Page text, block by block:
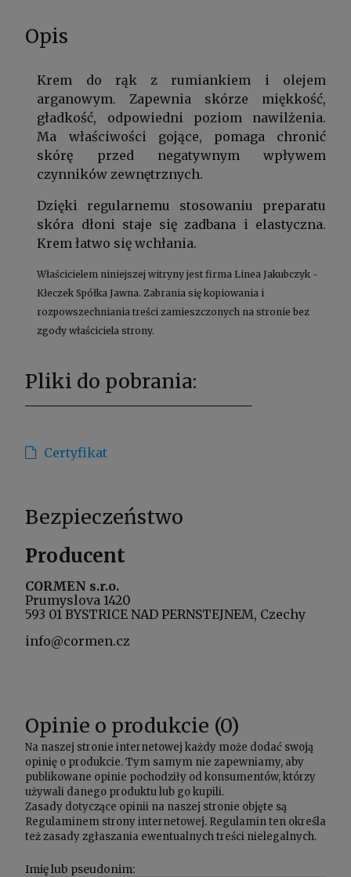
Opis
Krem do rąk z rumiankiem i olejem
arganowym. Zapewnia skórze miękkość,
gładkość, odpowiedni poziom nawilżenia.
Ma właściwości gojące, pomaga chronić
skórę przed negatywnym wpływem
czynników zewnętrznych.
Dzięki regularnemu stosowaniu preparatu
skóra dłoni staje się zadbana i elastyczna.
Krem łatwo się wchłania.
Właścicielem niniejszej witryny jest firma Linea Jakubczyk -
Kłeczek Spółka Jawna. Zabrania się kopiowania i
rozpowszechniania treści zamieszczonych na stronie bez
zgody właściciela strony.
Pliki do pobrania:
Certyfikat
Bezpieczeństwo
Producent
CORMEN s.r.o.
Prumyslova 1420
593 01 BYSTRICE NAD PERNSTEJNEM, Czechy
info@cormen.cz
Opinie o produkcie (0)
Na naszej stronie internetowej każdy może dodać swoją
opinię o produkcie. Tym samym nie zapewniamy, aby
publikowane opinie pochodziły od konsumentów, którzy
używali danego produktu lub go kupili.
Zasady dotyczące opinii na naszej stronie objęte są
Regulaminem strony internetowej. Regulamin ten określa
też zasady zgłaszania ewentualnych treści nielegalnych.
Imię lub pseudonim: